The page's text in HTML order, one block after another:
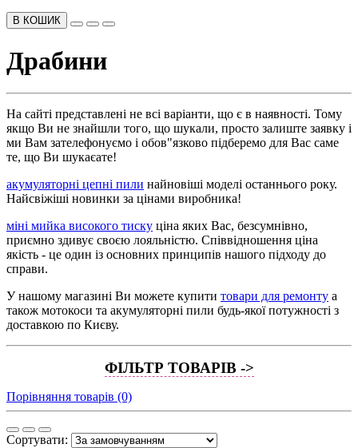
В КОШИК
Драбини
На сайті представлені не всі варіанти, що є в наявності. Тому
якщо Ви не знайшли того, що шукали, просто залиште заявку і
ми Вам зателефонуємо і обов"язково підберемо для Вас саме
те, що Ви шукаєате!
акумуляторні цепні пили найновіші моделі останнього року.
Найсвіжіші новинки за цінами виробника!
міні мийка високого тиску ціна яких Вас, безсумнівно,
приємно здивує своєю лояльністю. Співвідношення ціна
якість - це один із основних принципів нашого підходу до
справи.
У нашому магазині Ви можете купити товари для ремонту а
також мотокоси та акумуляторні пили будь-якої потужності з
доставкою по Києву.
ФІЛЬТР ТОВАРІВ ->
Порівняння товарів (0)
Сортувати: